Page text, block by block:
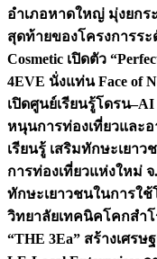
อำเภอหาดใหญ่ มุ่งยกร
สุดท้ายของโครงการร
Cosmetic เปิดตัว
4EVE นั่งแท่น Face of
เปิดศูนย์เรียนรู้โดรน
หนุนการท่องเที่ยวและ
เรียนรู้ เสริมทักษะเยา
การท่องเที่ยวแห่งใหม่
ทักษะเยาวชนในการใช้
วิทยาลัยเทคนิคโคกสำ
“THE 3Ea” สร้างเศร